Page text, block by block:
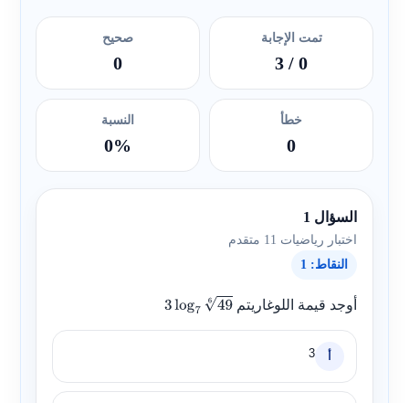
تمت الإجابة
0
/ 3
صحيح
0
خطأ
0
النسبة
0%
السؤال 1
اختبار رياضيات 11 متقدم
النقاط: 1
أوجد قيمة اللوغاريتم 3log7496
3